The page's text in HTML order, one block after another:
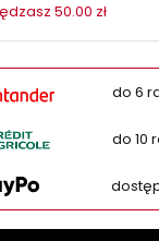
50.00 zł
do 6
do 10